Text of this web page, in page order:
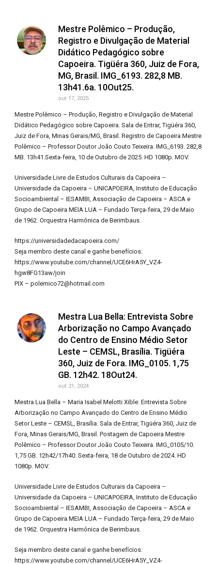
Mestre Polêmico – Produção,
Registro e Divulgação de Material
Didático Pedagógico sobre
Capoeira. Tigüéra 360, Juiz de Fora,
MG, Brasil. IMG_6193. 282,8 MB.
13h41.6a. 10Out25.
out 17, 2025
Mestre Polêmico – Produção, Registro e Divulgação de Material
Didático Pedagógico sobre Capoeira. Sala de Entrar, Tigüéra 360,
Juiz de Fora, Minas Gerais/MG, Brasil. Registro de Capoeira Mestre
Polêmico – Professor Doutor João Couto Teixeira. IMG_6193. 282,8
MB. 13h41.Sexta-feira, 10 de Outubro de 2025. HD 1080p. MOV.
Universidade Livre de Estudos Culturais da Capoeira –
Universidade da Capoeira – UNICAPOEIRA, Instituto de Educação
Socioambiental – IESAMBI, Associação de Capoeira – ASCA e
Grupo de Capoeira MEIA LUA – Fundado Terça-feira, 29 de Maio
de 1962. Orquestra Harmônica de Berimbaus.
https://universidadedacapoeira.com/
Seja membro deste canal e ganhe benefícios:
https://www.youtube.com/channel/UCE6HrA5Y_VZ4-
hgw8FG13aw/join
PIX – polemico72@hotmail.com
Mestra Lua Bella: Entrevista Sobre
Arborização no Campo Avançado
do Centro de Ensino Médio Setor
Leste – CEMSL, Brasília. Tigüéra
360, Juiz de Fora. IMG_0105. 1,75
GB. 12h42. 18Out24.
out 21, 2024
Mestra Lua Bella – Maria Isabel Melotti Xible: Entrevista Sobre
Arborização no Campo Avançado do Centro de Ensino Médio
Setor Leste – CEMSL, Brasília. Sala de Entrar, Tigüéra 360, Juiz de
Fora, Minas Gerais/MG, Brasil. Postagem de Capoeira Mestre
Polêmico – Professor Doutor João Couto Teixeira. IMG_0105/10.
1,75 GB. 12h42/17h40. Sexta-feira, 18 de Outubro de 2024. HD
1080p. MOV.
Universidade Livre de Estudos Culturais da Capoeira –
Universidade da Capoeira – UNICAPOEIRA, Instituto de Educação
Socioambiental – IESAMBI, Associação de Capoeira – ASCA e
Grupo de Capoeira MEIA LUA – Fundado Terça-feira, 29 de Maio
de 1962. Orquestra Harmônica de Berimbaus.
Seja membro deste canal e ganhe benefícios:
https://www.youtube.com/channel/UCE6HrA5Y_VZ4-